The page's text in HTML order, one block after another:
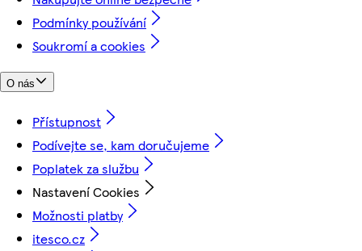
Podmínky používání
Soukromí a cookies
O nás
Přístupnost
Podívejte se, kam doručujeme
Poplatek za službu
Nastavení Cookies
Možnosti platby
itesco.cz